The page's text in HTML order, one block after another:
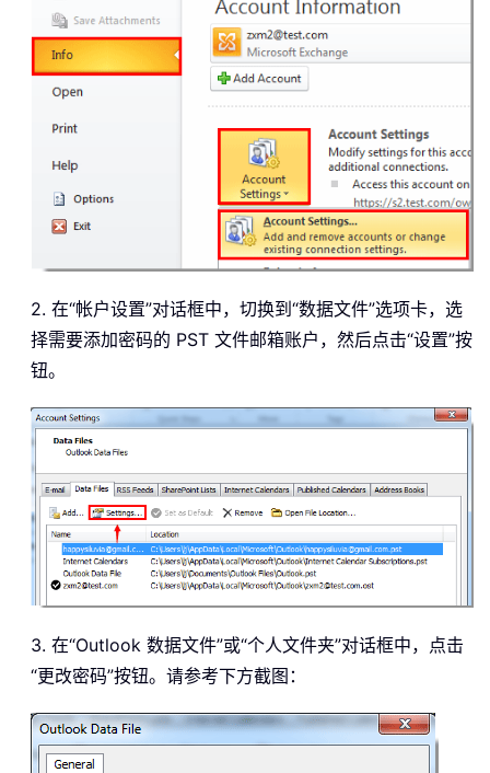
2. 在“帐户设置”对话框中，切换到“数据文件”选项卡，选
择需要添加密码的 PST 文件邮箱账户，然后点击“设置”按
钮。
3. 在“Outlook 数据文件”或“个人文件夹”对话框中，点击
“更改密码”按钮。请参考下方截图：